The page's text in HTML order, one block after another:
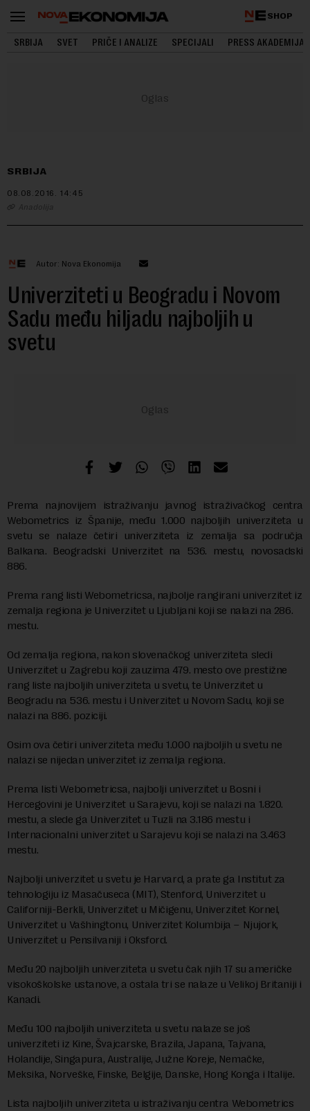
SHOP
SRBIJA SVET PRIČE I ANALIZE SPECIJALI PRESS AKADEMIJA
SRBIJA
08.08.2016. 14:45
Anadolija
Autor: Nova Ekonomija
Univerziteti u Beogradu i Novom
Sadu među hiljadu najboljih u
svetu
Prema najnovijem istraživanju javnog istraživačkog centra
Webometrics iz Španije, među 1.000 najboljih univerziteta u
svetu se nalaze četiri univerziteta iz zemalja sa područja
Balkana. Beogradski Univerzitet na 536. mestu, novosadski
886.
Prema rang listi Webometricsa, najbolje rangirani univerzitet iz
zemalja regiona je Univerzitet u Ljubljani koji se nalazi na 286.
mestu.
Od zemalja regiona, nakon slovenačkog univerziteta sledi
Univerzitet u Zagrebu koji zauzima 479. mesto ove prestižne
rang liste najboljih univerziteta u svetu, te Univerzitet u
Beogradu na 536. mestu i Univerzitet u Novom Sadu, koji se
nalazi na 886. poziciji.
Osim ova četiri univerziteta među 1.000 najboljih u svetu ne
nalazi se nijedan univerzitet iz zemalja regiona.
Prema listi Webometricsa, najbolji univerzitet u Bosni i
Hercegovini je Univerzitet u Sarajevu, koji se nalazi na 1.820.
mestu, a slede ga Univerzitet u Tuzli na 3.186 mestu i
Internacionalni univerzitet u Sarajevu koji se nalazi na 3.463
mestu.
Najbolji univerzitet u svetu je Harvard, a prate ga Institut za
tehnologiju iz Masačuseca (MIT), Stenford, Univerzitet u
Californiji-Berkli, Univerzitet u Mičigenu, Univerzitet Kornel,
Univerzitet u Vašhingtonu, Univerzitet Kolumbija – Njujork,
Univerzitet u Pensilvaniji i Oksford.
Među 20 najboljih univerziteta u svetu čak njih 17 su američke
visokoškolske ustanove, a ostala tri se nalaze u Velikoj Britaniji i
Kanadi.
Među 100 najboljih univerziteta u svetu nalaze se još
univerziteti iz Kine, Švajcarske, Brazila, Japana, Tajvana,
Holandije, Singapura, Australije, Južne Koreje, Nemačke,
Meksika, Norveške, Finske, Belgije, Danske, Hong Konga i Italije.
Lista najboljih univerziteta u istraživanju centra Webometrics